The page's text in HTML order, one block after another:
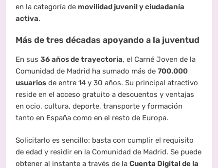
en la categoría de movilidad juvenil y ciudadanía
activa.
Más de tres décadas apoyando a la juventud
En sus 36 años de trayectoria, el Carné Joven de la
Comunidad de Madrid ha sumado más de 700.000
usuarios de entre 14 y 30 años. Su principal atractivo
reside en el acceso gratuito a descuentos y ventajas
en ocio, cultura, deporte, transporte y formación
tanto en España como en el resto de Europa.
Solicitarlo es sencillo: basta con cumplir el requisito
de edad y residir en la Comunidad de Madrid. Se puede
obtener al instante a través de la Cuenta Digital de la